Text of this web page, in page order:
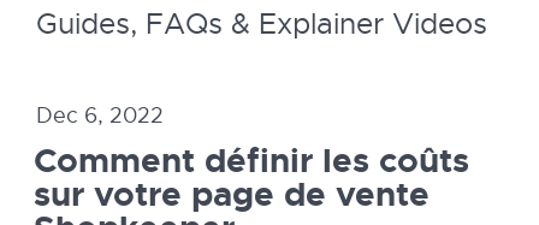
Guides, FAQs & Explainer Videos
Dec 6, 2022
Comment définir les coûts
sur votre page de vente